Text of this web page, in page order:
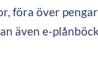
föra över
även e-